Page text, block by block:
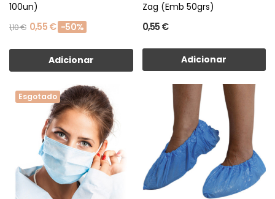
100un)
1,10 € 0,55 € -50%
Adicionar
Zag (Emb 50grs)
0,55 €
Adicionar
Esgotado